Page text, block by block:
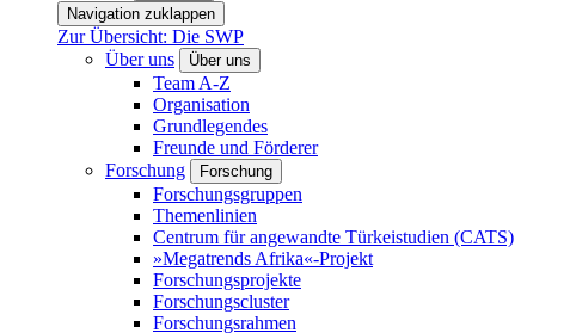
Navigation zuklappen
Zur Übersicht: Die SWP
Über uns
Über uns
Team A-Z
Organisation
Grundlegendes
Freunde und Förderer
Forschung
Forschung
Forschungsgruppen
Themenlinien
Centrum für angewandte Türkeistudien (CATS)
»Megatrends Afrika«-Projekt
Forschungsprojekte
Forschungscluster
Forschungsrahmen